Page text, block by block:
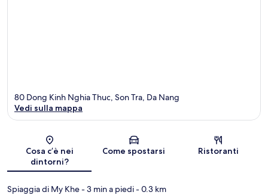
Mappa
80 Dong Kinh Nghia Thuc, Son Tra, Da Nang
Vedi sulla mappa
Cosa c’è nei
dintorni?
Come spostarsi Ristoranti
Spiaggia di My Khe- 3 min a piedi- 0.3 km